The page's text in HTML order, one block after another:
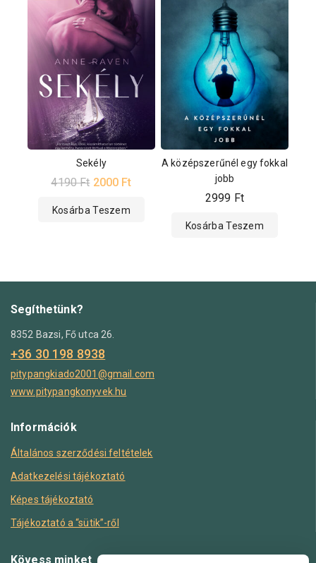
Sekély
4190Ft 2000 Ft
Kosárba Teszem
A középszerűnél egy fokkal
jobb
2999 Ft
Kosárba Teszem
Segíthetünk?
8352 Bazsi, Fő utca 26.
+36 30 198 8938
pitypangkiado2001@gmail.com
www.pitypangkonyvek.hu
Információk
Általános szerződési feltételek
Adatkezelési tájékoztató
Képes tájékoztató
Tájékoztató a “sütik”-ről
Kövess minket